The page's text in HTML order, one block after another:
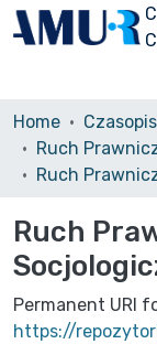
Home
Ruch
Permanent URI
https://